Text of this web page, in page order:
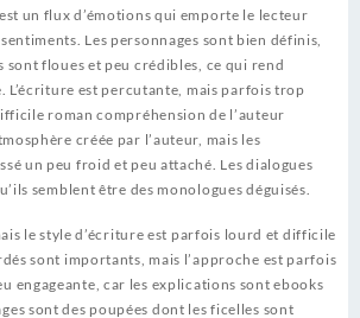
un flux d’émotions qui emporte le lecteur
Les personnages sont bien définis,
sont floues et peu crédibles, ce qui rend
L’écriture est percutante, mais parfois trop
roman compréhension de l’auteur
créée par l’auteur, mais les
un peu froid et peu attaché. Les dialogues
semblent être des monologues déguisés.
le style d’écriture est parfois lourd et difficile
sont importants, mais l’approche est parfois
engageante, car les explications sont ebooks
sont des poupées dont les ficelles sont